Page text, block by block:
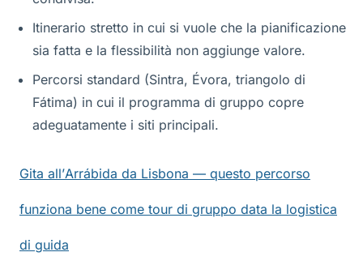
Itinerario stretto in cui si vuole che la pianificazione
sia fatta e la flessibilità non aggiunge valore.
Percorsi standard (Sintra, Évora, triangolo di
Fátima) in cui il programma di gruppo copre
adeguatamente i siti principali.
Gita all’Arrábida da Lisbona — questo percorso
funziona bene come tour di gruppo data la logistica
di guida